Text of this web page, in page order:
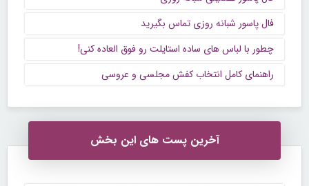
فال پاسور شبانه روزی تماس بگیرید
چطور با لباس های ساده استایلت رو فوق العاده کنی!
راهنمای کامل انتخاب کفش مجلسی و عروسی
آخرین پست های این بخش